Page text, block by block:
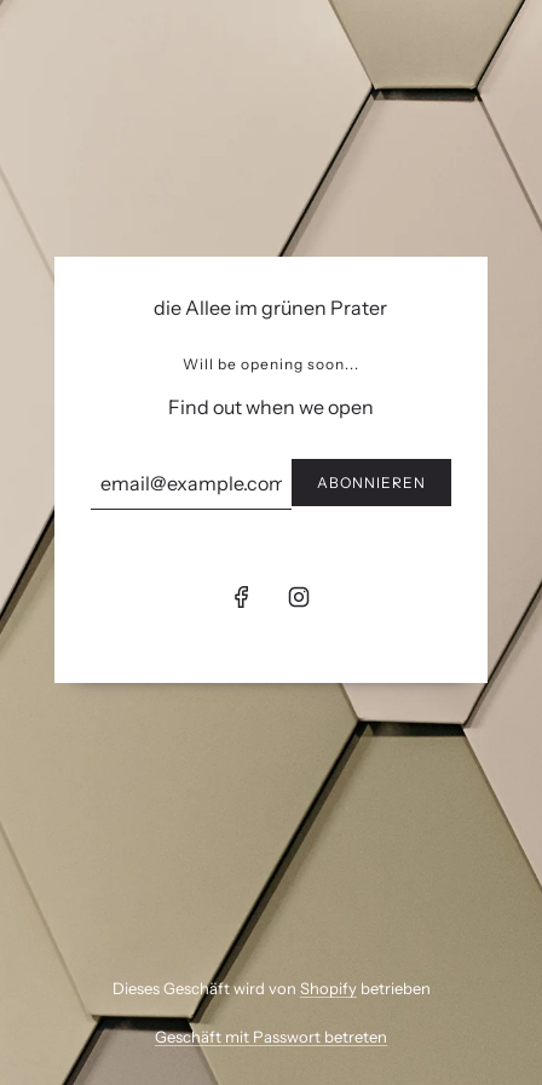
die Allee im grünen Prater
Will be opening soon...
Find out when we open
Dieses Geschäft wird von Shopifybetrieben
Geschäft mit Passwort betreten